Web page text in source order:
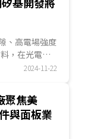
、高電場強度
，在光電及
現今已成為
2024-11-22
聚焦美
與面板業